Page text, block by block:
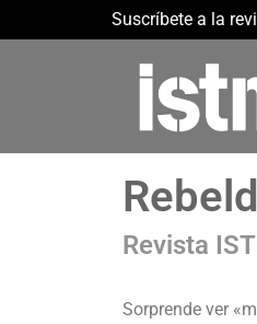
Suscríbete a la
Revista
Sorprende ver